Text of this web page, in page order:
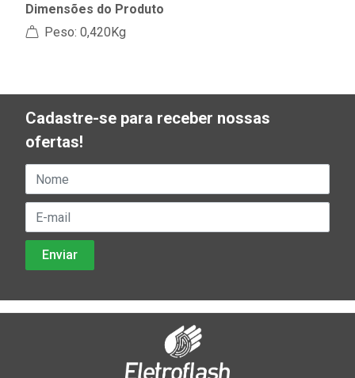
Dimensões do Produto
Peso: 0,420Kg
Cadastre-se para receber nossas
ofertas!